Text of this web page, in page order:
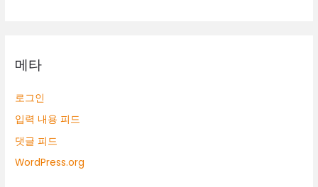
메타
로그인
입력 내용 피드
댓글 피드
WordPress.org